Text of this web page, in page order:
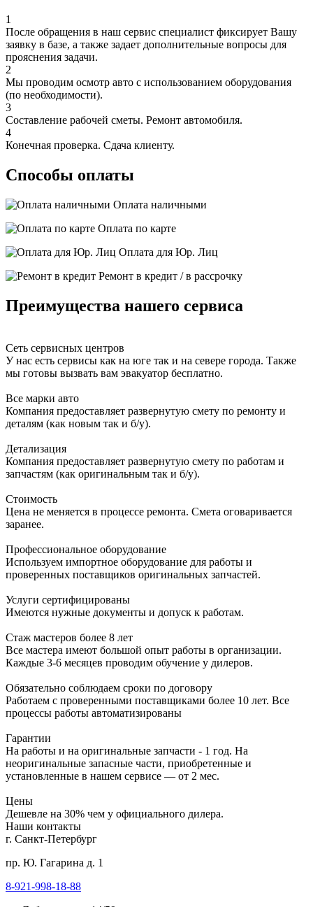
1
После обращения в наш сервис специалист фиксирует Вашу
заявку в базе, а также задает дополнительные вопросы для
прояснения задачи.
2
Мы проводим осмотр авто с использованием оборудования
(по необходимости).
3
Составление рабочей сметы. Ремонт автомобиля.
4
Конечная проверка. Сдача клиенту.
Способы оплаты
Оплата наличными
Оплата по карте
Оплата для Юр. Лиц
Ремонт в кредит / в рассрочку
Преимущества нашего сервиса
Сеть сервисных центров
У нас есть сервисы как на юге так и на севере города. Также
мы готовы вызвать вам эвакуатор бесплатно.
Все марки авто
Компания предоставляет развернутую смету по ремонту и
деталям (как новым так и б/у).
Детализация
Компания предоставляет развернутую смету по работам и
запчастям (как оригинальным так и б/у).
Стоимость
Цена не меняется в процессе ремонта. Смета оговаривается
заранее.
Профессиональное оборудование
Используем импортное оборудование для работы и
проверенных поставщиков оригинальных запчастей.
Услуги сертифицированы
Имеются нужные документы и допуск к работам.
Стаж мастеров более 8 лет
Все мастера имеют большой опыт работы в организации.
Каждые 3-6 месяцев проводим обучение у дилеров.
Обязательно соблюдаем сроки по договору
Работаем с проверенными поставщиками более 10 лет. Все
процессы работы автоматизированы
Гарантии
На работы и на оригинальные запчасти - 1 год. На
неоригинальные запасные части, приобретенные и
установленные в нашем сервисе — от 2 мес.
Цены
Дешевле на 30% чем у официального дилера.
Наши контакты
г. Санкт-Петербург
пр. Ю. Гагарина д. 1
8-921-998-18-88